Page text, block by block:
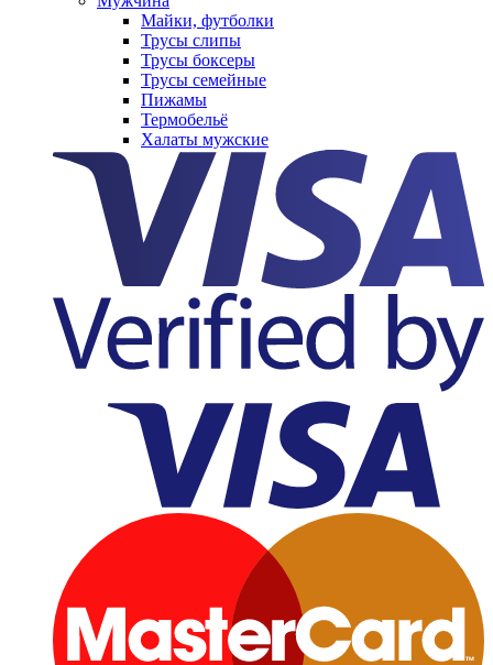
Майки, футболки
Трусы слипы
Трусы боксеры
Трусы семейные
Пижамы
Термобельё
Халаты мужские